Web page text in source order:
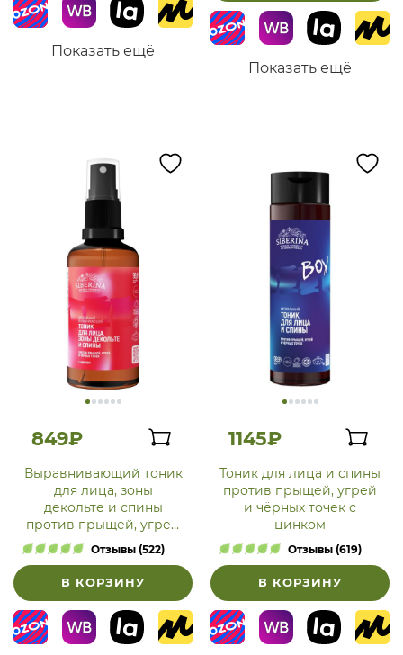
Показать ещё
Показать ещё
849₽
Выравнивающий тоник
для лица, зоны
декольте и спины
против прыщей, угрей
и чёрных точек с
цинком
Отзывы (522)
В КОРЗИНУ
1145₽
Тоник для лица и спины
против прыщей, угрей
и чёрных точек с
цинком
Отзывы (619)
В КОРЗИНУ